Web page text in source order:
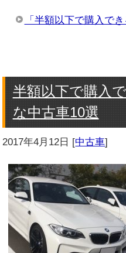
「半額以下で購入で
半額以下で購入
な中古車10選
2017年4月12日 [中古車]